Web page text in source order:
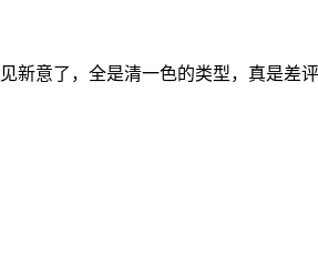
新意了，全是清一色的类型，真是差评